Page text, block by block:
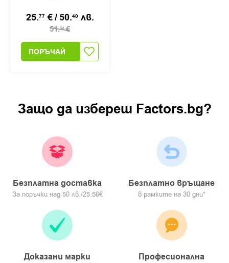
25.77 €/ 50.40 лв.
51.54 €
ПОРЪЧАЙ
Защо да изберeш Factors.bg?
Безплатна доставка
За поръчки над 50 лв./25.56€
Безплатно връщане
в рамките на 30 дни*
Доказани марки
Професионална